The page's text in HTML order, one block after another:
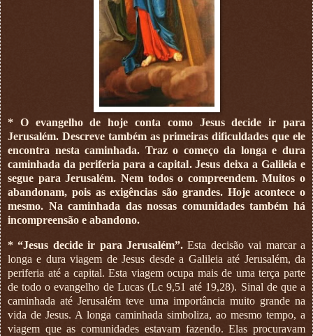
* O evangelho de hoje conta como Jesus decide ir para
Jerusalém. Descreve também as primeiras dificuldades que ele
encontra nesta caminhada. Traz o começo da longa e dura
caminhada da periferia para a capital. Jesus deixa a Galileia e
segue para Jerusalém. Nem todos o compreendem. Muitos o
abandonam, pois as exigências são grandes. Hoje acontece o
mesmo. Na caminhada das nossas comunidades também há
incompreensão e abandono.
* “Jesus decide ir para Jerusalém”. Esta decisão vai marcar a
longa e dura viagem de Jesus desde a Galileia até Jerusalém, da
periferia até a capital. Esta viagem ocupa mais de uma terça parte
de todo o evangelho de Lucas (Lc 9,51 até 19,28). Sinal de que a
caminhada até Jerusalém teve uma importância muito grande na
vida de Jesus. A longa caminhada simboliza, ao mesmo tempo, a
viagem que as comunidades estavam fazendo. Elas procuravam